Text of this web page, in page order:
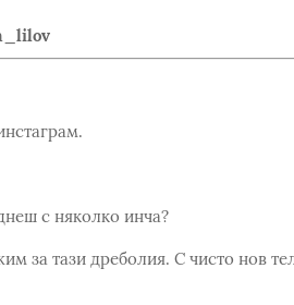
с няколко инча?
за тази дреболия. С чисто нов